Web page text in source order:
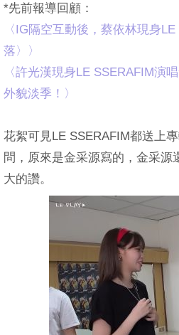
*先前報導回顧：
〈IG隔空互動後，蔡依林現身
落〉〉
〈許光漢現身LE SSERAFIM演
外貌淡季！〉
花絮可見LE SSERAFIM都送上
問，原來是金采源寫的，金采
大的讚。